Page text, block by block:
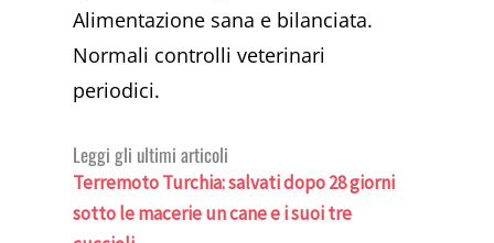
Alimentazione sana e bilanciata.
Normali controlli veterinari
periodici.
Leggi gli ultimi articoli
Terremoto Turchia: salvati dopo 28 giorni
sotto le macerie un cane e i suoi tre